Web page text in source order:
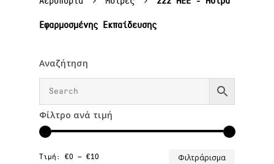
Εφαρμοσμένης Εκπαίδευσης
Αναζήτηση
Φίλτρο ανά τιμή
Φιλτράρισμα
Τιμή: €0 — €10